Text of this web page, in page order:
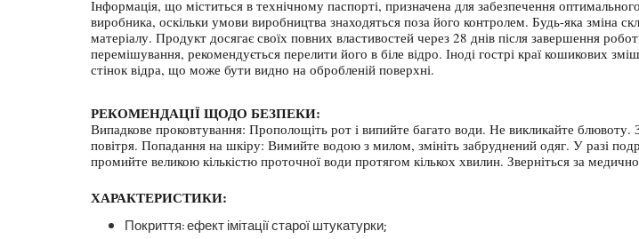
Інформація, що міститься в технічному паспорті, призначена для забезпечення
виробника, оскільки умови виробництва знаходяться поза його контролем. Будь-яка зміна
матеріалу. Продукт досягає своїх повних властивостей через 28 днів після завершення
перемішування, рекомендується перелити його в біле відро. Іноді гострі краї кошикових
стінок відра, що може бути видно на обробленій поверхні.
РЕКОМЕНДАЦІЇ ЩОДО БЕЗПЕКИ:
Випадкове проковтування: Прополощіть рот і випийте багато води. Не викликайте
повітря. Попадання на шкіру: Вимийте водою з милом, змініть забруднений одяг. У разі
промийте великою кількістю проточної води протягом кількох хвилин. Зверніться за
ХАРАКТЕРИСТИКИ:
Покриття: ефект імітації старої штукатурки;